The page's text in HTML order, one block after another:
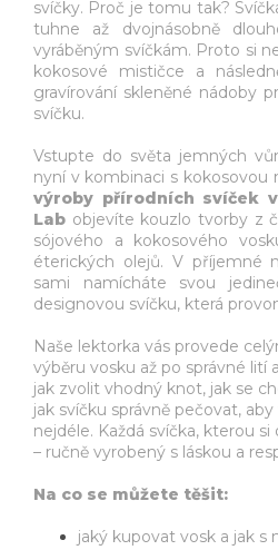
svíčky. Proč je tomu tak?
tuhne až dvojnásobně
vyráběným svíčkám. Proto si
kokosové mističce a
gravírování skleněné nádoby
svíčku.
Vstupte do světa jemných
nyní v kombinaci s kokosovou
výroby přírodních svíček
Lab objevíte kouzlo tvorby z
sójového a kokosového
éterických olejů. V příjemné
sami namícháte svou
designovou svíčku, která
Naše lektorka vás provede
výběru vosku až po správné lití
jak zvolit vhodný knot, jak se
jak svíčku správně pečovat,
nejdéle. Každá svíčka, kterou
– ručně vyrobený s láskou a
Na co se můžete těšit:
jaký kupovat vosk a jak s